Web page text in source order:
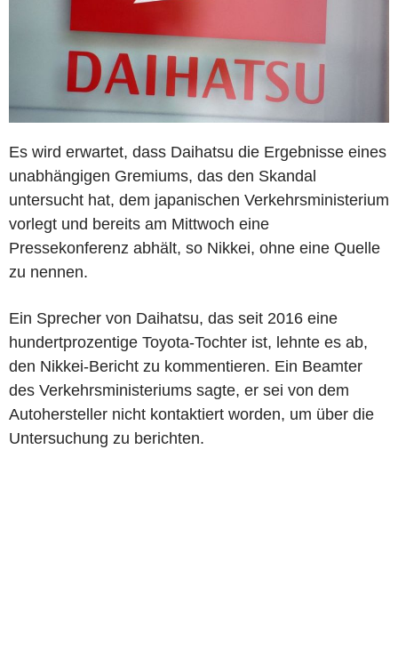
Es wird erwartet, dass Daihatsu die Ergebnisse eines
unabhängigen Gremiums, das den Skandal
untersucht hat, dem japanischen Verkehrsministerium
vorlegt und bereits am Mittwoch eine
Pressekonferenz abhält, so Nikkei, ohne eine Quelle
zu nennen.
Ein Sprecher von Daihatsu, das seit 2016 eine
hundertprozentige Toyota-Tochter ist, lehnte es ab,
den Nikkei-Bericht zu kommentieren. Ein Beamter
des Verkehrsministeriums sagte, er sei von dem
Autohersteller nicht kontaktiert worden, um über die
Untersuchung zu berichten.